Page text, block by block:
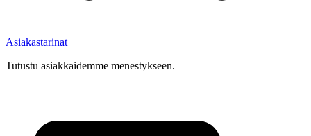
Asiakastarinat
Tutustu asiakkaidemme menestykseen.